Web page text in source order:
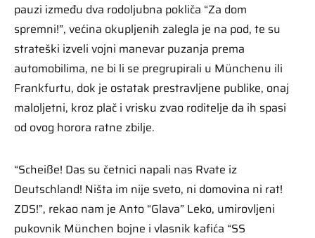
pauzi između dva rodoljubna pokliča “Za dom
spremni!”, većina okupljenih zalegla je na pod, te su
strateški izveli vojni manevar puzanja prema
automobilima, ne bi li se pregrupirali u Münchenu ili
Frankfurtu, dok je ostatak prestravljene publike, onaj
maloljetni, kroz plač i vrisku zvao roditelje da ih spasi
od ovog horora ratne zbilje.
“Scheiße! Das su četnici napali nas Rvate iz
Deutschland! Ništa im nije sveto, ni domovina ni rat!
ZDS!”, rekao nam je Anto “Glava” Leko, umirovljeni
pukovnik München bojne i vlasnik kafića “SS